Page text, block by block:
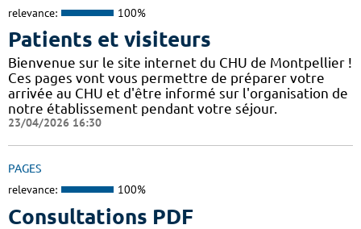
relevance: 100%
Patients et visiteurs
Bienvenue sur le site internet du CHU de Montpellier !
Ces pages vont vous permettre de préparer votre
arrivée au CHU et d'être informé sur l'organisation de
notre établissement pendant votre séjour.
23/04/2026 16:30
PAGES
relevance: 100%
Consultations PDF